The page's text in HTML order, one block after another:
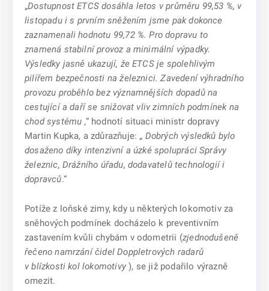
„Dostupnost ETCS dosáhla letos v průměru 99,53 %, v
listopadu i s prvním sněžením jsme pak dokonce
zaznamenali hodnotu 99,72 %. Pro dopravu to
znamená stabilní provoz a minimální výpadky.
Výsledky jasně ukazují, že ETCS je spolehlivým
pilířem bezpečnosti na železnici. Zavedení výhradního
provozu proběhlo bez významnějších dopadů na
cestující a daří se snižovat vliv zimních podmínek na
chod systému ,“ hodnotí situaci ministr dopravy
Martin Kupka, a zdůrazňuje: „ Dobrých výsledků bylo
dosaženo díky intenzivní a úzké spolupráci Správy
železnic, Drážního úřadu, dodavatelů technologií i
dopravců.“
Potíže z loňské zimy, kdy u některých lokomotiv za
sněhových podmínek docházelo k preventivním
zastavením kvůli chybám v odometrii (zjednodušeně
řečeno namrzání čidel Doppletrových radarů
v blízkosti kol lokomotivy), se již podařilo výrazně
omezit.